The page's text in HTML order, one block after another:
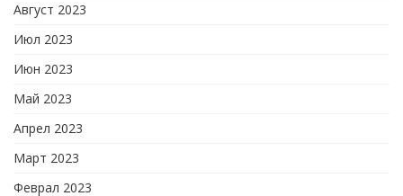
Август 2023
Июл 2023
Июн 2023
Май 2023
Апрел 2023
Март 2023
Феврал 2023